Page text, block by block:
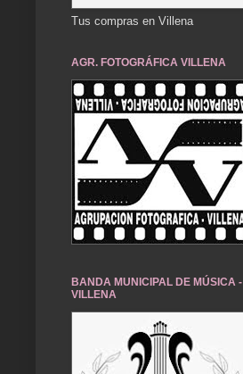
Tus compras en Villena
AGR. FOTOGRÁFICA VILLENA
BANDA MUNICIPAL DE MÚSICA -
VILLENA